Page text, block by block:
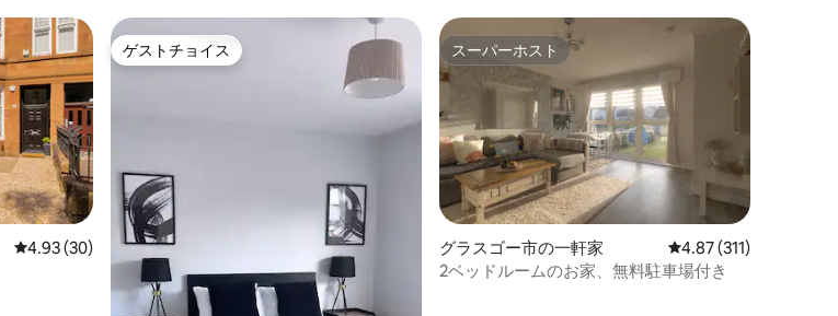
レビュー30件、5つ星中4.93つ星の平均評価
4.93 (30)
ゲストチョイス
ゲストチョイス スーパーホスト
スーパーホスト
グラスゴー市の一軒家 レビュー311件、5つ
4.87 (311)
2ベッドルームのお家、無料駐車場付き